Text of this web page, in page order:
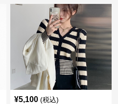
¥5,100 (税込)